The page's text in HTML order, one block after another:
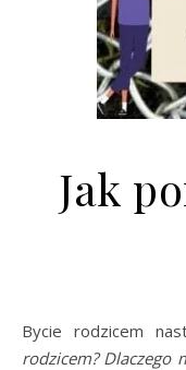
Jak
Bycie rodzicem
rodzicem? Dlaczego